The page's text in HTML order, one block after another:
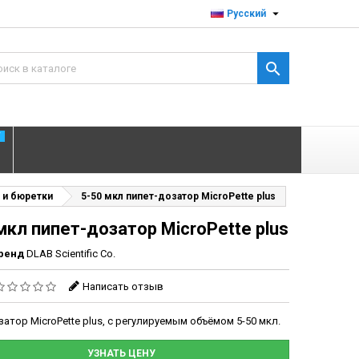
Русский 

бюретки 5-50 мкл пипет-дозатор MicroPette plus
пипет-дозатор MicroPette plus
DLAB Scientific Co.
Написать отзыв
MicroPette plus, с регулируемым объёмом 5-50 мкл.
УЗНАТЬ ЦЕНУ